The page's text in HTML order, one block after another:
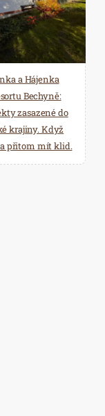
Ceylon Green
zeleným a
škále jídel.
mořskými plody
podtrhnout
si troufne
maso, losos,
též s plnými
China
vůni.
vynikne u
čaje (zejména
tóny jídla
kouřovými a
výpeky,
vyzkoušejte
s
a Hájenka
Bechyně:
zasazené do
krajiny. Když
přitom mít klid.